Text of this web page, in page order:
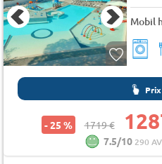
Mobil
- 25 % 1719 €
7.5/10 290